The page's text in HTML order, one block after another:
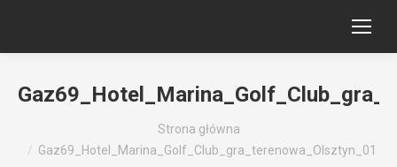
Strona główna
Gaz69_Hotel_Marina_Golf_Club_gra_terenowa_Olsztyn_01